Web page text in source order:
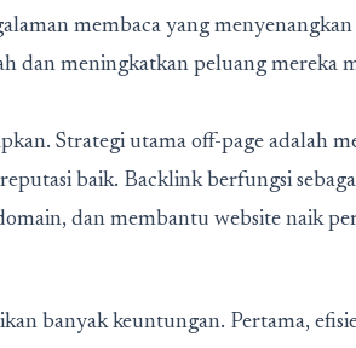
membaca yang menyenangkan
dan meningkatkan peluang mereka
Strategi utama off-page adalah
baik. Backlink berfungsi
dan membantu website naik
banyak keuntungan. Pertama,